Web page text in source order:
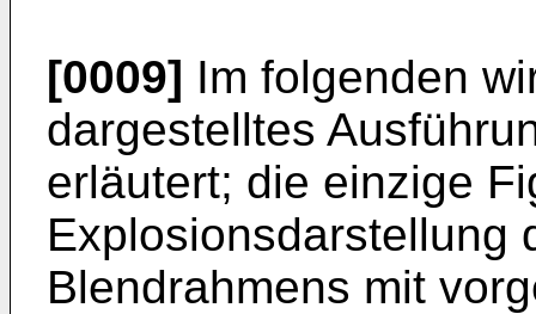
[0009] Im folgenden
dargestelltes
erläutert; die einzige
Explosionsdarstellung
Blendrahmens mit